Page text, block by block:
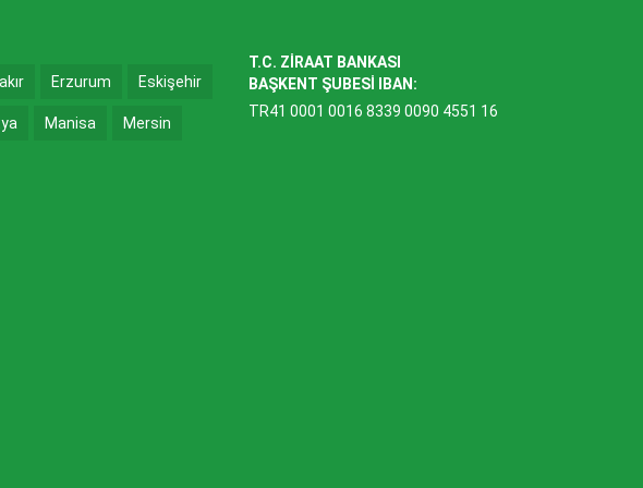
Erzurum Eskişehir
Manisa Mersin
T.C. ZİRAAT BANKASI
BAŞKENT ŞUBESİ IBAN:
TR41 0001 0016 8339 0090 4551 16